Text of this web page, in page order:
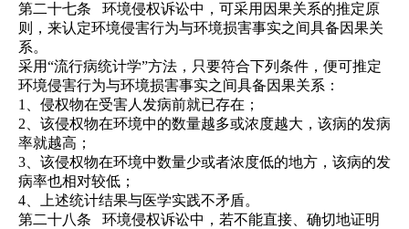
第二十七条 环境侵权诉讼中，可采用因果关系的推定原
则，来认定环境侵害行为与环境损害事实之间具备因果关
系。
采用“流行病统计学”方法，只要符合下列条件，便可推定
环境侵害行为与环境损害事实之间具备因果关系：
1、侵权物在受害人发病前就已存在；
2、该侵权物在环境中的数量越多或浓度越大，该病的发病
率就越高；
3、该侵权物在环境中数量少或者浓度低的地方，该病的发
病率也相对较低；
4、上述统计结果与医学实践不矛盾。
第二十八条 环境侵权诉讼中，若不能直接、确切地证明